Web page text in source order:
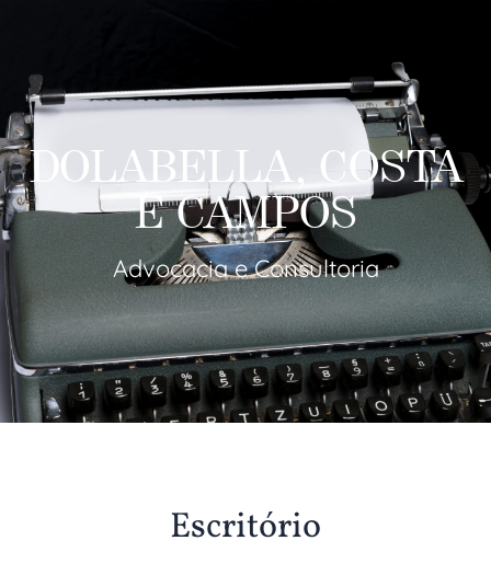
DOLABELLA, COSTA
E CAMPOS
Advocacia e Consultoria
Escritório